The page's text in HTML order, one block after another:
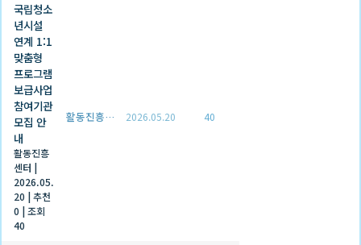
국립청소
년시설
연계 1:1
맞춤형
프로그램
보급사업
참여기관
모집 안
내
활동진흥
센터 |
2026.05.
20 |추천
0 |조회
40
활동진흥센터 2026.05.20 40